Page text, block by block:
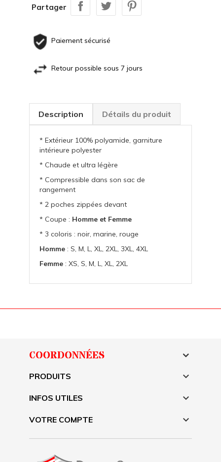
Partager
Paiement sécurisé
Retour possible sous 7 jours
Description Détails du produit
* Extérieur 100% polyamide, garniture
intérieure polyester
* Chaude et ultra légère
* Compressible dans son sac de
rangement
* 2 poches zippées devant
* Coupe : Homme et Femme
* 3 coloris : noir, marine, rouge
Homme : S, M, L, XL, 2XL, 3XL, 4XL
Femme : XS, S, M, L, XL, 2XL
COORDONNÉES
PRODUITS 
INFOS UTILES 
VOTRE COMPTE 